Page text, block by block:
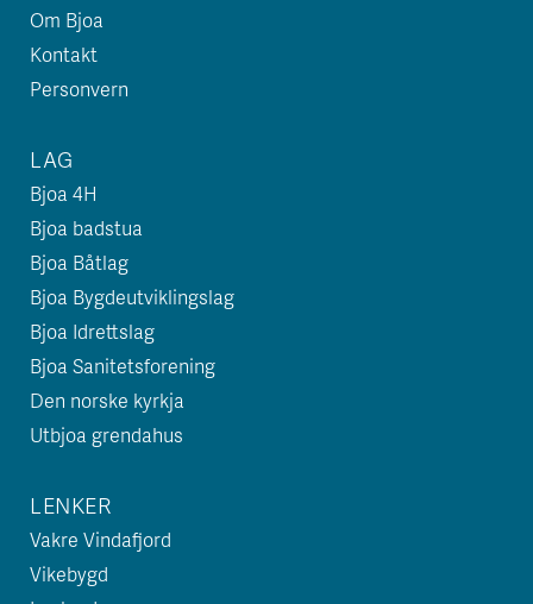
Om Bjoa
Kontakt
Personvern
LAG
Bjoa 4H
Bjoa badstua
Bjoa Båtlag
Bjoa Bygdeutviklingslag
Bjoa Idrettslag
Bjoa Sanitetsforening
Den norske kyrkja
Utbjoa grendahus
LENKER
Vakre Vindafjord
Vikebygd